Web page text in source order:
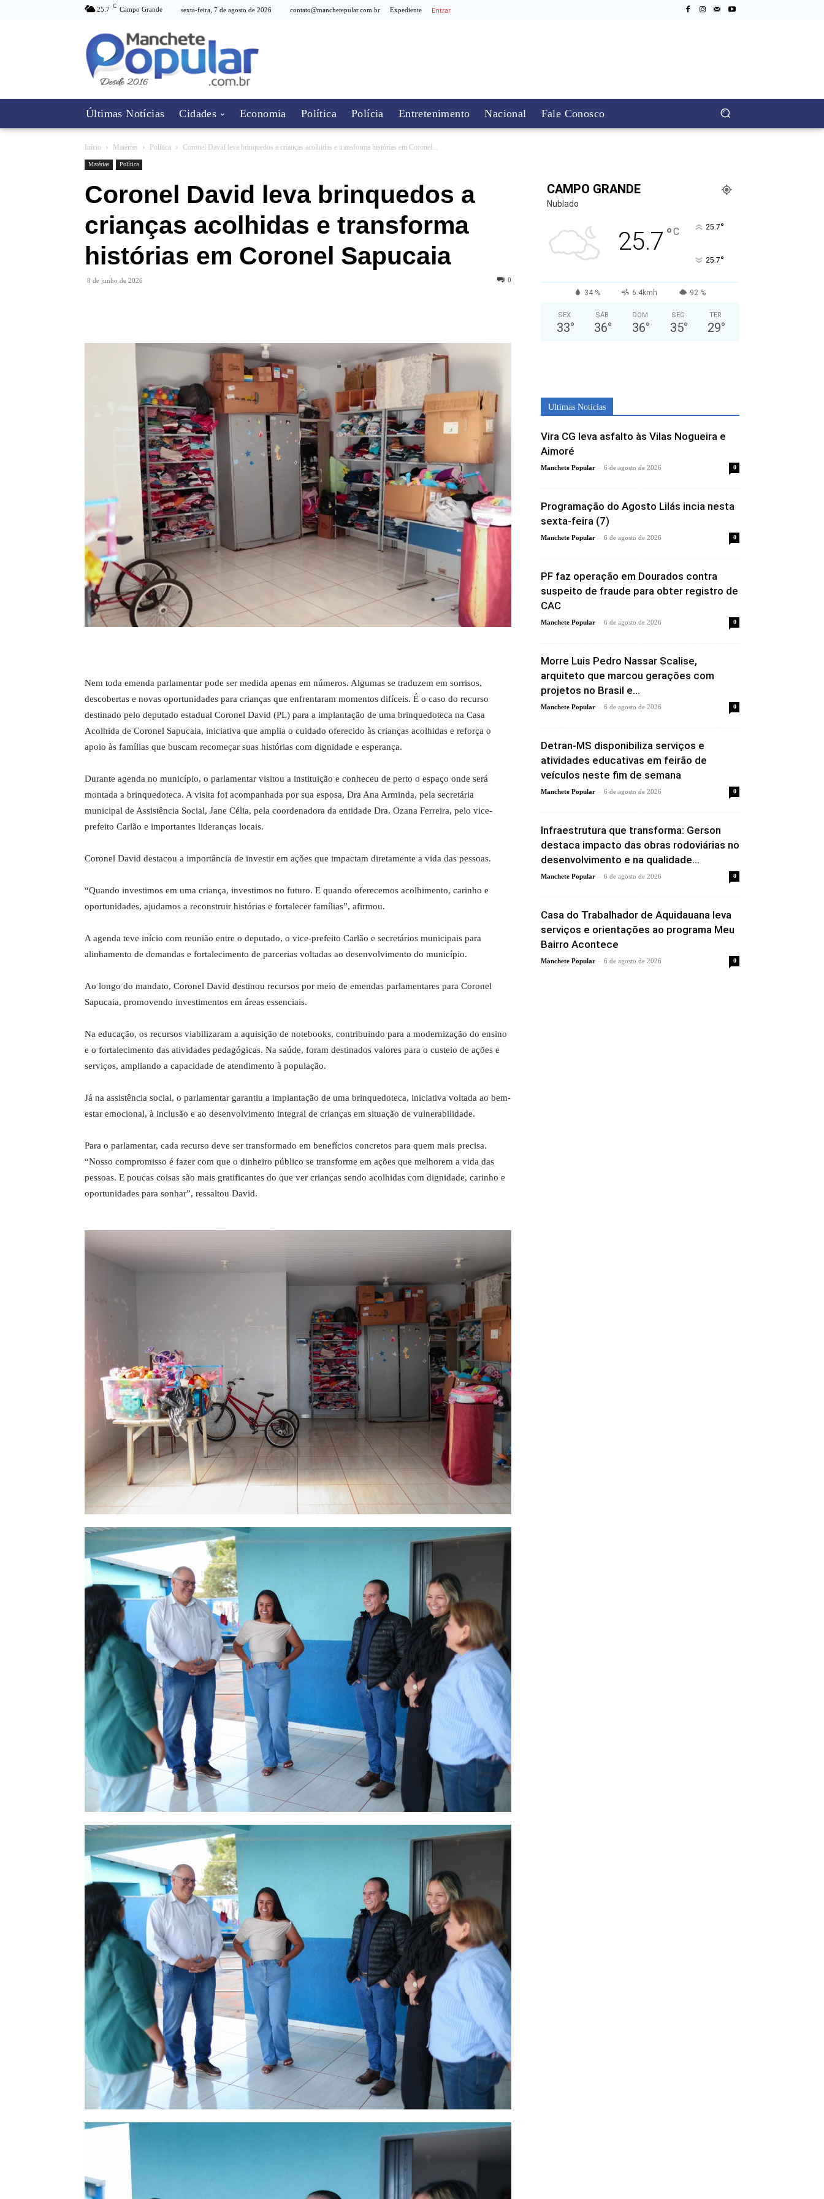
25.7 C Campo Grande sexta-feira, 7 de agosto de 2026 contato@manchetepular.com.br Expediente Entrar
Últimas Notícias Cidades Economia Política Polícia Entretenimento Nacional Fale Conosco
Início Matérias Política Coronel David leva brinquedos a crianças acolhidas e transforma histórias em Coronel...
Matérias Política
Coronel David leva brinquedos a
crianças acolhidas e transforma
histórias em Coronel Sapucaia
8 de junho de 2026 0
Nem toda emenda parlamentar pode ser medida apenas em números. Algumas se traduzem em sorrisos,
descobertas e novas oportunidades para crianças que enfrentaram momentos difíceis. É o caso do recurso
destinado pelo deputado estadual Coronel David (PL) para a implantação de uma brinquedoteca na Casa
Acolhida de Coronel Sapucaia, iniciativa que amplia o cuidado oferecido às crianças acolhidas e reforça o
apoio às famílias que buscam recomeçar suas histórias com dignidade e esperança.
Durante agenda no município, o parlamentar visitou a instituição e conheceu de perto o espaço onde será
montada a brinquedoteca. A visita foi acompanhada por sua esposa, Dra Ana Arminda, pela secretária
municipal de Assistência Social, Jane Célia, pela coordenadora da entidade Dra. Ozana Ferreira, pelo vice-
prefeito Carlão e importantes lideranças locais.
Coronel David destacou a importância de investir em ações que impactam diretamente a vida das pessoas.
“Quando investimos em uma criança, investimos no futuro. E quando oferecemos acolhimento, carinho e
oportunidades, ajudamos a reconstruir histórias e fortalecer famílias”, afirmou.
A agenda teve início com reunião entre o deputado, o vice-prefeito Carlão e secretários municipais para
alinhamento de demandas e fortalecimento de parcerias voltadas ao desenvolvimento do município.
Ao longo do mandato, Coronel David destinou recursos por meio de emendas parlamentares para Coronel
Sapucaia, promovendo investimentos em áreas essenciais.
Na educação, os recursos viabilizaram a aquisição de notebooks, contribuindo para a modernização do ensino
e o fortalecimento das atividades pedagógicas. Na saúde, foram destinados valores para o custeio de ações e
serviços, ampliando a capacidade de atendimento à população.
Já na assistência social, o parlamentar garantiu a implantação de uma brinquedoteca, iniciativa voltada ao bem-
estar emocional, à inclusão e ao desenvolvimento integral de crianças em situação de vulnerabilidade.
Para o parlamentar, cada recurso deve ser transformado em benefícios concretos para quem mais precisa.
“Nosso compromisso é fazer com que o dinheiro público se transforme em ações que melhorem a vida das
pessoas. E poucas coisas são mais gratificantes do que ver crianças sendo acolhidas com dignidade, carinho e
oportunidades para sonhar”, ressaltou David.
CAMPO GRANDE
Nublado
25.7 °C 25.7°
25.7°
34 % 6.4kmh 92 %
SEX
33°
SÁB
36°
DOM
36°
SEG
35°
TER
29°
Ultimas Noticias
Vira CG leva asfalto às Vilas Nogueira e
Aimoré
Manchete Popular - 6 de agosto de 2026 0
Programação do Agosto Lilás incia nesta
sexta-feira (7)
Manchete Popular - 6 de agosto de 2026 0
PF faz operação em Dourados contra
suspeito de fraude para obter registro de
CAC
Manchete Popular - 6 de agosto de 2026 0
Morre Luis Pedro Nassar Scalise,
arquiteto que marcou gerações com
projetos no Brasil e...
Manchete Popular - 6 de agosto de 2026 0
Detran-MS disponibiliza serviços e
atividades educativas em feirão de
veículos neste fim de semana
Manchete Popular - 6 de agosto de 2026 0
Infraestrutura que transforma: Gerson
destaca impacto das obras rodoviárias no
desenvolvimento e na qualidade...
Manchete Popular - 6 de agosto de 2026 0
Casa do Trabalhador de Aquidauana leva
serviços e orientações ao programa Meu
Bairro Acontece
Manchete Popular - 6 de agosto de 2026 0